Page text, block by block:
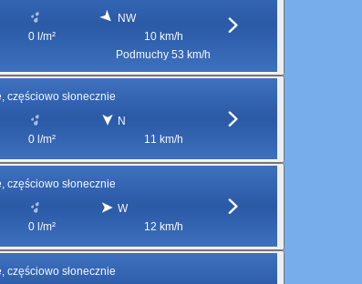
0 l/m²
NW
10 km/h
Podmuchy 53 km/h
częściowo słonecznie
0 l/m²
N
11 km/h
częściowo słonecznie
0 l/m²
W
12 km/h
częściowo słonecznie